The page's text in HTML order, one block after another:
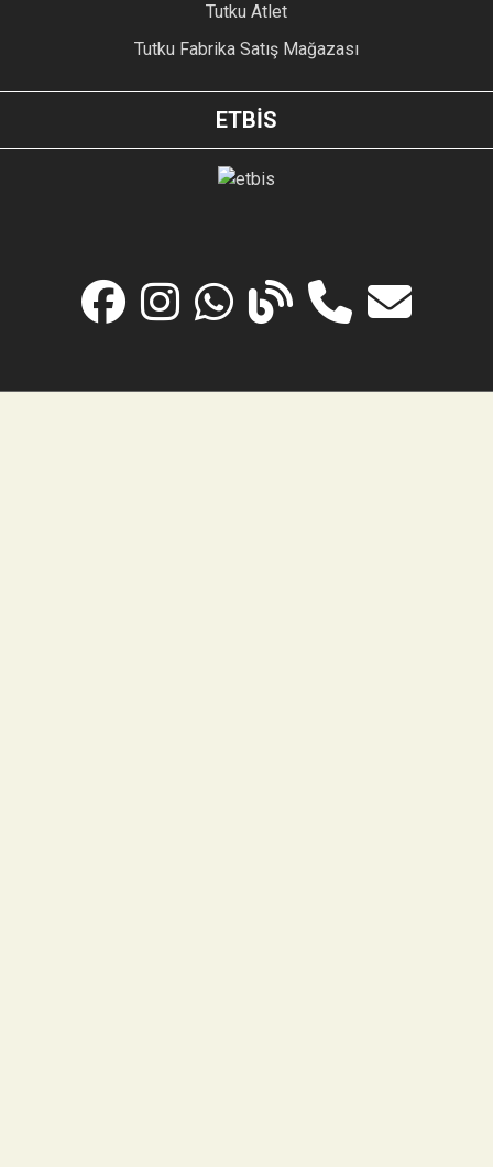
Tutku Atlet
Tutku Fabrika Satış Mağazası
ETBİS